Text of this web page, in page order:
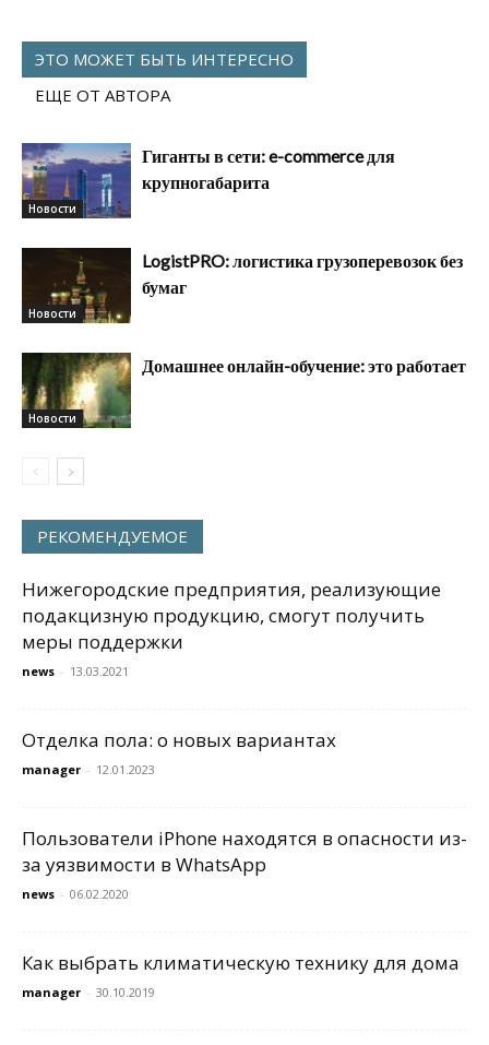
ЭТО МОЖЕТ БЫТЬ ИНТЕРЕСНО
ЕЩЕ ОТ АВТОРА
Новости
Гиганты в сети: e-commerce для
крупногабарита
Новости
LogistPRO: логистика грузоперевозок без
бумаг
Новости
Домашнее онлайн-обучение: это работает
РЕКОМЕНДУЕМОЕ
Нижегородские предприятия, реализующие
подакцизную продукцию, смогут получить
меры поддержки
news - 13.03.2021
Отделка пола: о новых вариантах
manager - 12.01.2023
Пользователи iPhone находятся в опасности из-
за уязвимости в WhatsApp
news - 06.02.2020
Как выбрать климатическую технику для дома
manager - 30.10.2019